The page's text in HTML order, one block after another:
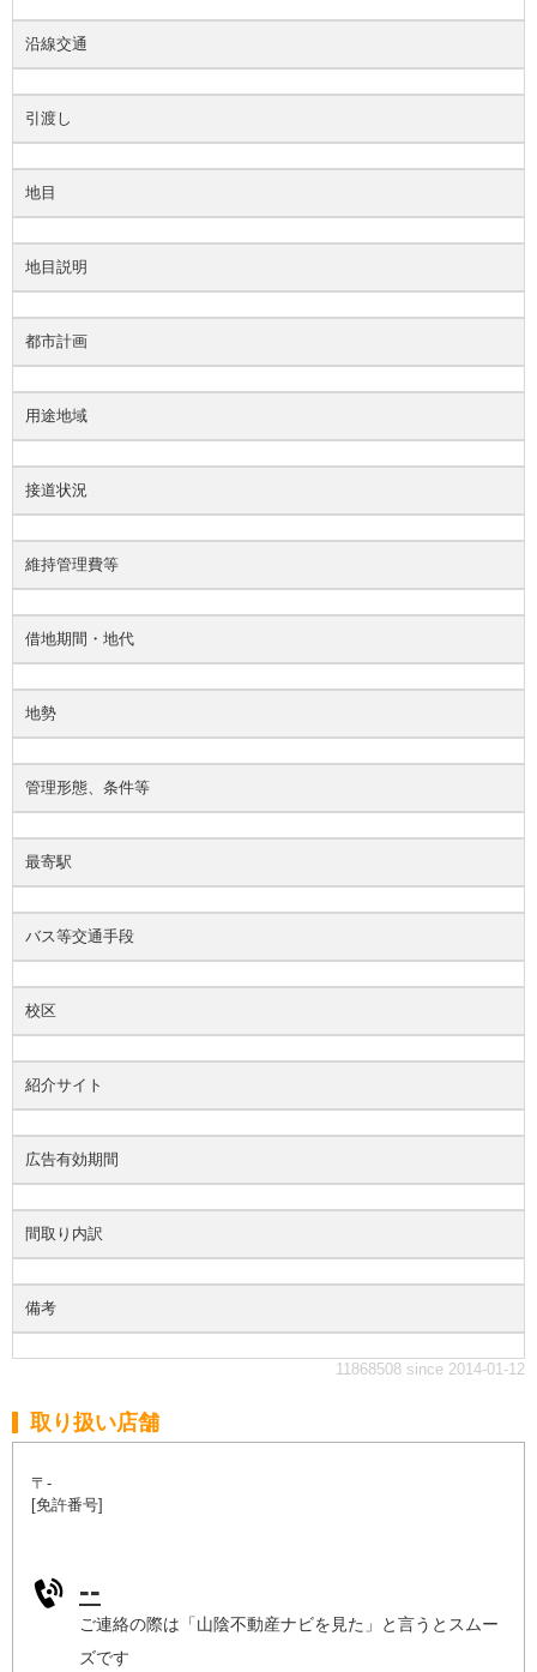
沿線交通
引渡し
地目
地目説明
都市計画
用途地域
接道状況
維持管理費等
借地期間・地代
地勢
管理形態、条件等
最寄駅
バス等交通手段
校区
紹介サイト
広告有効期間
間取り内訳
備考
11868508 since 2014-01-12
取り扱い店舗
〒-
[免許番号]
--
ご連絡の際は「山陰不動産ナビを見た」と言うとスムー
ズです